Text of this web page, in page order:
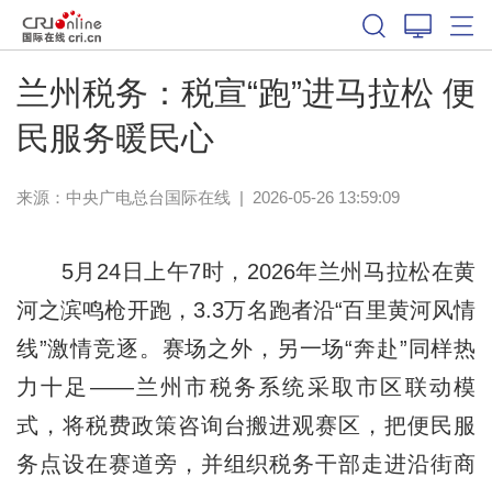
兰州税务：税宣“跑”进马拉松 便
民服务暖民心
来源：中央广电总台国际在线| 2026-05-26 13:59:09
5月24日上午7时，2026年兰州马拉松在黄
河之滨鸣枪开跑，3.3万名跑者沿“百里黄河风情
线”激情竞逐。赛场之外，另一场“奔赴”同样热
力十足——兰州市税务系统采取市区联动模
式，将税费政策咨询台搬进观赛区，把便民服
务点设在赛道旁，并组织税务干部走进沿街商